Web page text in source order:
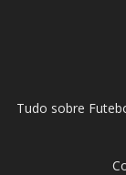
Tudo sobre